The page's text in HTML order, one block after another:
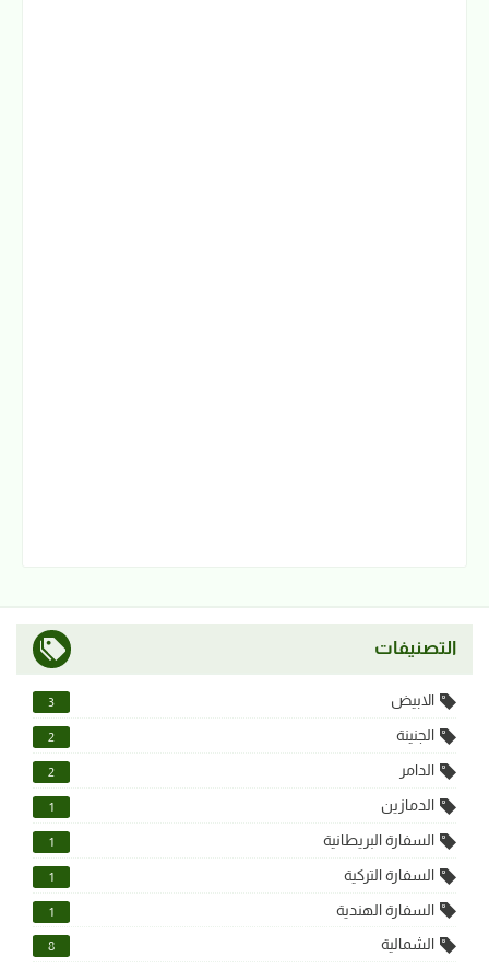
التصنيفات
الابيض 3
الجنينة 2
الدامر 2
الدمازين 1
السفارة البريطانية 1
السفارة التركية 1
السفارة الهندية 1
الشمالية 8